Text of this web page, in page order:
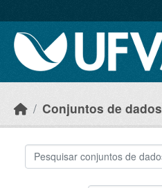
Conjuntos de dados